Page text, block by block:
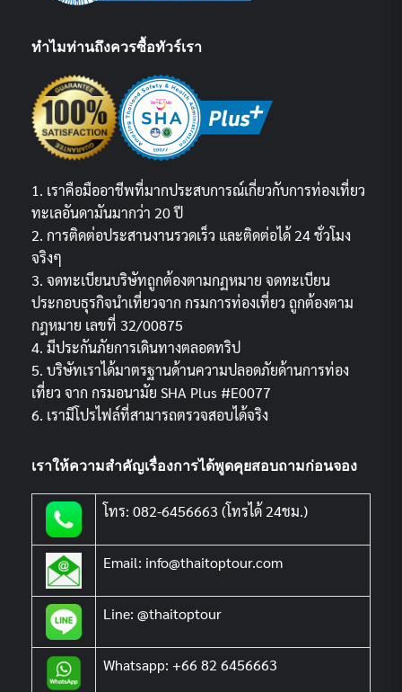
ทำไมท่านถึงควรซื้อทัวร์เรา
1. เราคือมืออาชีพที่มากประสบการณ์เกี่ยวกับการท่องเที่ยว
ทะเลอันดามันมากว่า 20 ปี
2. การติดต่อประสานงานรวดเร็ว และติดต่อได้ 24 ชั่วโมง
จริงๆ
3. จดทะเบียนบริษัทถูกต้องตามกฏหมาย จดทะเบียน
ประกอบธุรกิจนำเที่ยวจาก กรมการท่องเที่ยว ถูกต้องตาม
กฎหมาย เลขที่ 32/00875
4. มีประกันภัยการเดินทางตลอดทริป
5. บริษัทเราได้มาตรฐานด้านความปลอดภัยด้านการท่อง
เที่ยว จาก กรมอนามัย SHA Plus #E0077
6. เรามีโปรไฟล์ที่สามารถตรวจสอบได้จริง
เราให้ความสำคัญเรื่องการได้พูดคุยสอบถามก่อนจอง
โทร: 082-6456663 (โทรได้ 24ชม.)
Email: info@thaitoptour.com
Line: @thaitoptour
Whatsapp: +66 82 6456663